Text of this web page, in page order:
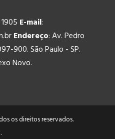
E-mail:
Endereço: Av. Pedro
900. São Paulo - SP.
Novo.
os direitos reservados.
.